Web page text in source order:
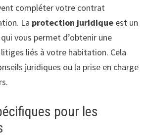
compléter votre contrat
La protection juridiqueest un
vous permet d’obtenir une
liés à votre habitation. Cela
juridiques ou la prise en charge
pour les